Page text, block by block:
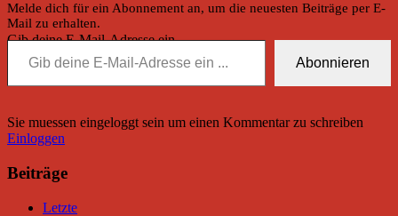
Melde dich für ein Abonnement an, um die neuesten Beiträge per E-
Mail zu erhalten.
Gib deine E-Mail-Adresse ein ...
Abonnieren
Sie muessen eingeloggt sein um einen Kommentar zu schreiben
Einloggen
Beiträge
Letzte